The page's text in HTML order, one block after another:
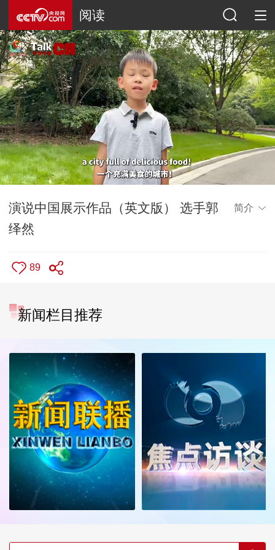
阅读
演说中国展示作品（英文版） 选手郭
绎然
简介
89
新闻栏目推荐